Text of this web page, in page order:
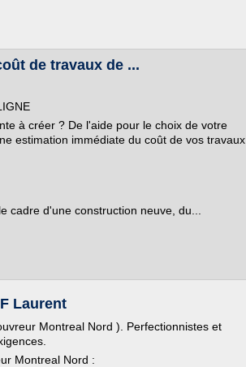
de travaux de ...
à créer ? De l'aide pour le choix de votre
estimation immédiate du coût de vos travaux
cadre d'une construction neuve, du...
Laurent
Montreal Nord ). Perfectionnistes et
Montreal Nord :